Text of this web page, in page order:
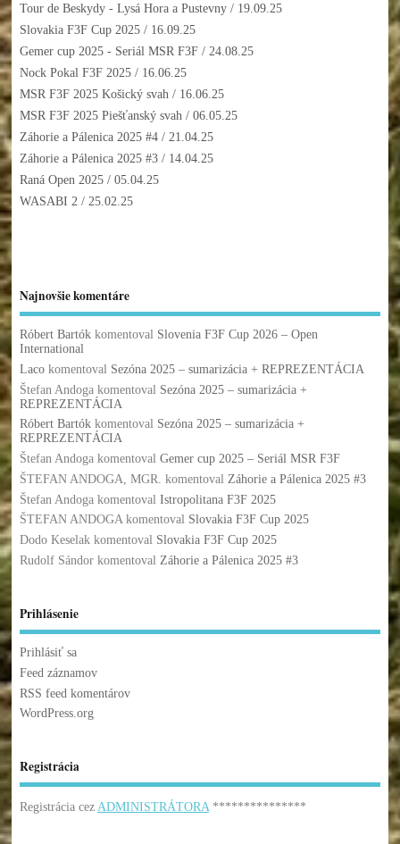
Tour de Beskydy - Lysá Hora a Pustevny/ 19.09.25
Slovakia F3F Cup 2025/ 16.09.25
Gemer cup 2025 - Seriál MSR F3F/ 24.08.25
Nock Pokal F3F 2025/ 16.06.25
MSR F3F 2025 Košický svah / 16.06.25
MSR F3F 2025 Piešťanský svah / 06.05.25
Záhorie a Pálenica 2025 #4/ 21.04.25
Záhorie a Pálenica 2025 #3/ 14.04.25
Raná Open 2025/ 05.04.25
WASABI 2 / 25.02.25
Najnovšie komentáre
Róbert Bartókkomentoval Slovenia F3F Cup 2026 – Open
International
Lacokomentoval Sezóna 2025 – sumarizácia + REPREZENTÁCIA
Štefan Andogakomentoval Sezóna 2025 – sumarizácia +
REPREZENTÁCIA
Róbert Bartókkomentoval Sezóna 2025 – sumarizácia +
REPREZENTÁCIA
Štefan Andogakomentoval Gemer cup 2025 – Seriál MSR F3F
ŠTEFAN ANDOGA, MGR. komentoval Záhorie a Pálenica 2025 #3
Štefan Andogakomentoval Istropolitana F3F 2025
ŠTEFAN ANDOGAkomentoval Slovakia F3F Cup 2025
Dodo Keselakkomentoval Slovakia F3F Cup 2025
Rudolf Sándorkomentoval Záhorie a Pálenica 2025 #3
Prihlásenie
Prihlásiť sa
Feed záznamov
RSS feed komentárov
WordPress.org
Registrácia
Registrácia cez ADMINISTRÁTORA***************